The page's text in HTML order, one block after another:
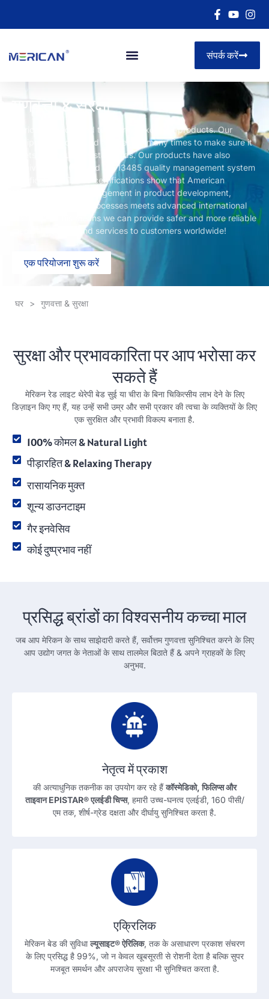
संपर्क करें
गुणवत्ता & सुरक्षा
Merican is dedicated to offering excellent products.Our
equipment is checked and tested many times to make sure it
meets the industry’s standards.Our products have also
received ISO9001 and ISO13485 quality management system
These certifications show that American
Medical’s quality management in product development,
and service processes meets advanced international
This means we can provide safer and more reliable
medical devices and services to customers worldwide!
एक परियोजना शुरू करें
घर > गुणवत्ता & सुरक्षा
सुरक्षा और प्रभावकारिता पर आप भरोसा कर
सकते हैं
मेरिकन रेड लाइट थेरेपी बेड सुई या चीरा के बिना चिकित्सीय लाभ देने के लिए
डिज़ाइन किए गए हैं, यह उन्हें सभी उम्र और सभी प्रकार की त्वचा के व्यक्तियों के लिए
एक सुरक्षित और प्रभावी विकल्प बनाता है.
100% कोमल &Natural Light
पीड़ारहित &Relaxing Therapy
रासायनिक मुक्त
शून्य डाउनटाइम
गैर इनवेसिव
कोई दुष्प्रभाव नहीं
प्रसिद्ध ब्रांडों का विश्वसनीय कच्चा माल
जब आप मेरिकन के साथ साझेदारी करते हैं, सर्वोत्तम गुणवत्ता सुनिश्चित करने के लिए
आप उद्योग जगत के नेताओं के साथ तालमेल बिठाते हैं & अपने ग्राहकों के लिए
अनुभव.
नेतृत्व में प्रकाश
की अत्याधुनिक तकनीक का उपयोग कर रहे हैंकॉस्मेडिको, फिलिप्स और
ताइवान EPISTAR® एलईडी चिप्स, हमारी उच्च-घनत्व एलईडी, 160 पीसी/
एम तक, शीर्ष-ग्रेड दक्षता और दीर्घायु सुनिश्चित करता है.
एक्रिलिक
मेरिकन बेड की सुविधाल्यूसाइट® ऐरिलिक, तक के असाधारण प्रकाश संचरण
के लिए प्रसिद्ध है 99%, जो न केवल खूबसूरती से रोशनी देता है बल्कि सुपर
मजबूत समर्थन और अपराजेय सुरक्षा भी सुनिश्चित करता है.